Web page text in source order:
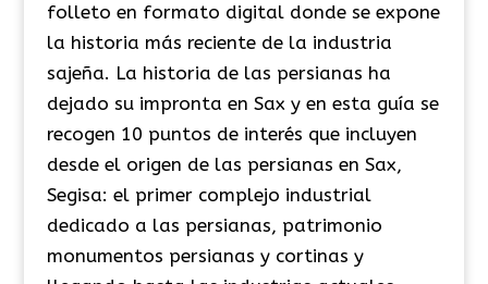
folleto en formato digital donde se expone
la historia más reciente de la industria
sajeña. La historia de las persianas ha
dejado su impronta en Sax y en esta guía se
recogen 10 puntos de interés que incluyen
desde el origen de las persianas en Sax,
Segisa: el primer complejo industrial
dedicado a las persianas, patrimonio
monumentos persianas y cortinas y